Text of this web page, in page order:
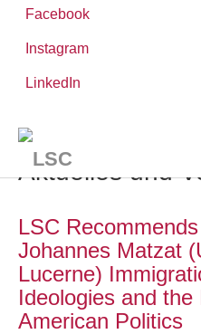
Facebook
Instagram
LinkedIn
Leibniz-
Aktuelles und
LSC
Johannes Matzat
Lucerne)
Ideologies and
American Politics